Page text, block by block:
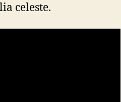
celeste.